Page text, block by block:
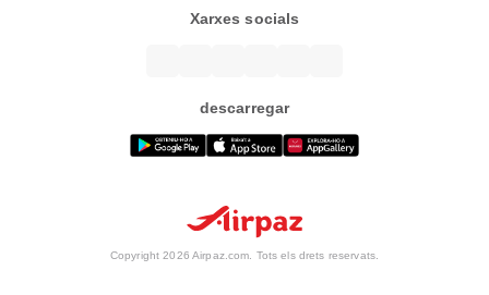
Xarxes socials
descarregar
Copyright 2026 Airpaz.com. Tots els drets reservats.